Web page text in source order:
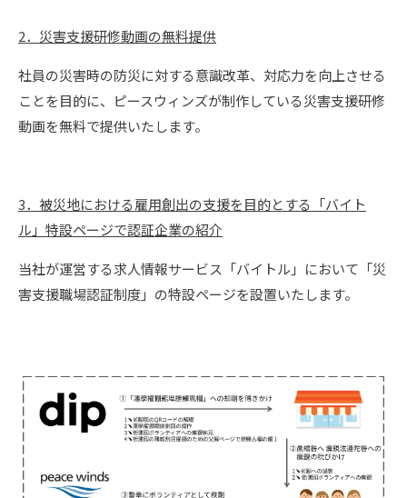
2．災害支援研修動画の無料提供
社員の災害時の防災に対する意識改革、対応力を向上させる
ことを目的に、ピースウィンズが制作している災害支援研修
動画を無料で提供いたします。
3．被災地における雇用創出の支援を目的とする「バイト
ル」特設ページで認証企業の紹介
当社が運営する求人情報サービス「バイトル」において「災
害支援職場認証制度」の特設ページを設置いたします。